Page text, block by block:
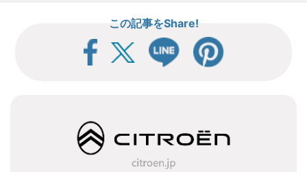
この記事をShare!